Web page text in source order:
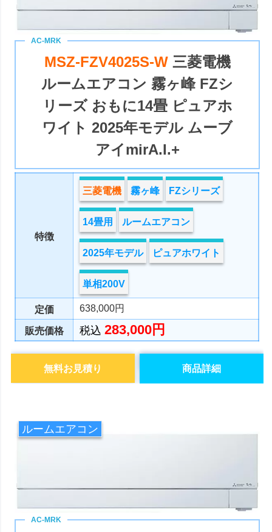
MSZ-FZV4025S-W 三菱電機
ルームエアコン 霧ヶ峰 FZシ
リーズ おもに14畳 ピュアホ
ワイト 2025年モデル ムーブ
アイmirA.I.+
特徴
三菱電機 霧ヶ峰 FZシリーズ
14畳用 ルームエアコン
2025年モデル ピュアホワイト
単相200V
定価 638,000円
販売価格 税込283,000円
商品詳細
無料お見積り
ルームエアコン